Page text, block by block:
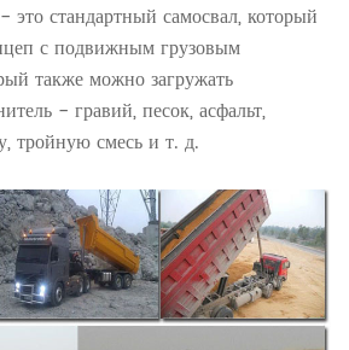
это стандартный самосвал, который
с подвижным грузовым
также можно загружать
- гравий, песок, асфальт,
тройную смесь и т. д.